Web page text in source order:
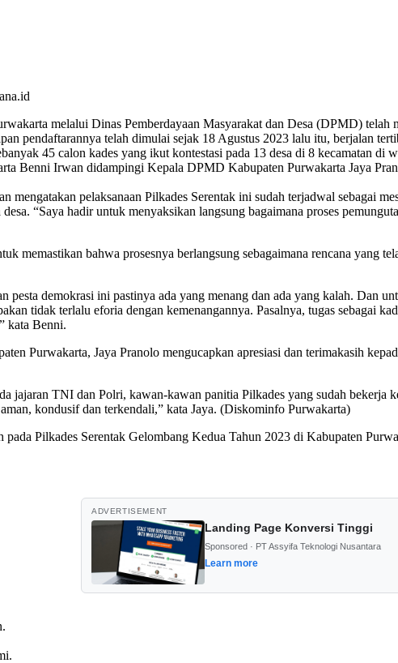
melalui Dinas Pemberdayaan Masyarakat dan Desa (DPMD)
pendaftarannya telah dimulai sejak 18 Agustus 2023 lalu itu, berjalan
45 calon kades yang ikut kontestasi pada 13 desa di 8 kecamatan di
Benni Irwan didampingi Kepala DPMD Kabupaten Purwakarta Jaya
mengatakan pelaksanaan Pilkades Serentak ini sudah terjadwal sebagai
“Saya hadir untuk menyaksikan langsung bagaimana proses
memastikan bahwa prosesnya berlangsung sebagaimana rencana yang
pesta demokrasi ini pastinya ada yang menang dan ada yang kalah. Dan
tidak terlalu eforia dengan kemenangannya. Pasalnya, tugas sebagai
kata Benni.
Purwakarta, Jaya Pranolo mengucapkan apresiasi dan terimakasih
jajaran TNI dan Polri, kawan-kawan panitia Pilkades yang sudah bekerja
kondusif dan terkendali,” kata Jaya. (Diskominfo Purwakarta)
Pilkades Serentak Gelombang Kedua Tahun 2023 di Kabupaten
ADVERTISEMENT
Landing Page Konversi Tinggi
Sponsored · PT Assyifa Teknologi Nusantara
Learn more